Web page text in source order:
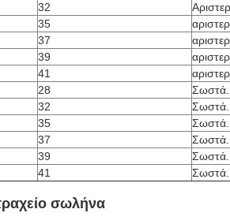
32
35
37
39
41
28
Σωστά.
32
Σωστά.
35
Σωστά.
37
Σωστά.
39
Σωστά.
41 Σωστά.
σωλήνα